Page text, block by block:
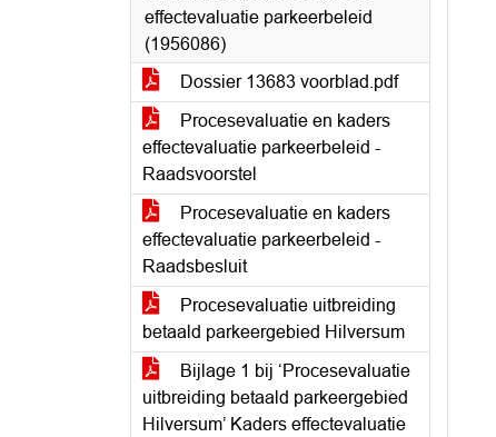
effectevaluatie parkeerbeleid
(1956086)
Dossier 13683 voorblad.pdf
Procesevaluatie en kaders
effectevaluatie parkeerbeleid -
Raadsvoorstel
Procesevaluatie en kaders
effectevaluatie parkeerbeleid -
Raadsbesluit
Procesevaluatie uitbreiding
betaald parkeergebied Hilversum
Bijlage 1 bij ‘Procesevaluatie
uitbreiding betaald parkeergebied
Hilversum’ Kaders effectevaluatie